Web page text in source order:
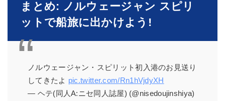
まとめ: ノルウェージャン スピリ
ットで船旅に出かけよう!
ノルウェージャン・スピリット初入港のお見送り
してきたよ pic.twitter.com/Rn1hVjdyXH
— ヘテ(同人A:ニセ同人誌屋) (@nisedoujinshiya)